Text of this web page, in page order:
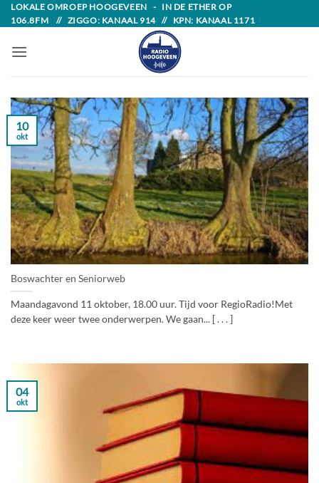
Skip
to
content
LOKALE OMROEP HOOGEVEEN - IN DE ETHER OP
106.8FM // ZIGGO: KANAAL 914 // KPN: KANAAL 1171
Boswachter en Seniorweb
Maandagavond 11 oktober, 18.00 uur. Tijd voor RegioRadio!Met
deze keer weer twee onderwerpen. We gaan... [ . . . ]
10
okt
04
okt